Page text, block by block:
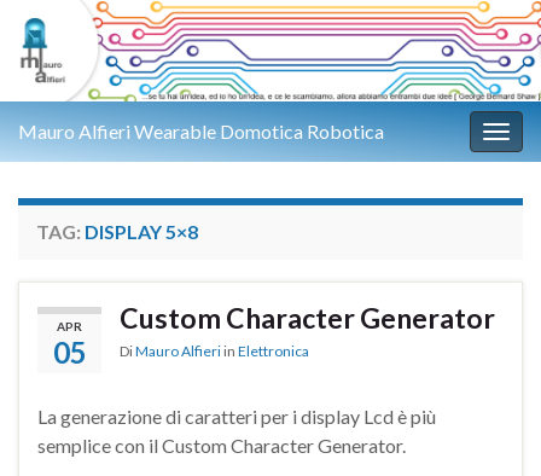
Mauro Alfieri Wearable Domotica Robotica
TAG: DISPLAY 5×8
APR
05
Custom Character Generator
DiMauro Alfieri in Elettronica
La generazione di caratteri per i display Lcd è più
semplice con il Custom Character Generator.